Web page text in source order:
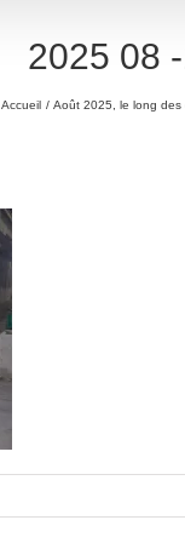
2025 08
Accueil Août 2025, le long des